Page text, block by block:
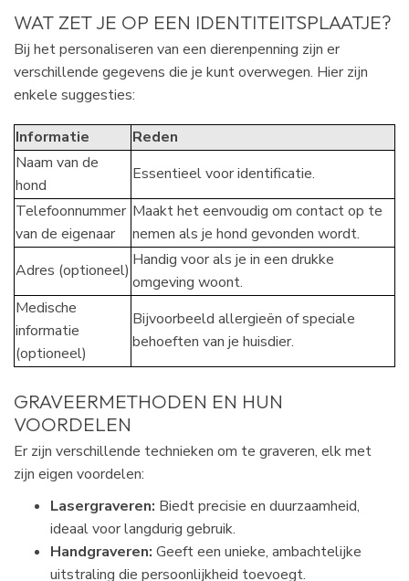
WAT ZET JE OP EEN IDENTITEITSPLAATJE?
Bij het personaliseren van een dierenpenning zijn er
verschillende gegevens die je kunt overwegen. Hier zijn
enkele suggesties:
Informatie
Reden
Naam van de
hond
Essentieel voor identificatie.
Telefoonnummer
van de eigenaar
Maakt het eenvoudig om contact op te
nemen als je hond gevonden wordt.
Adres (optioneel)
Handig voor als je in een drukke
omgeving woont.
Medische
informatie
(optioneel)
Bijvoorbeeld allergieën of speciale
behoeften van je huisdier.
GRAVEERMETHODEN EN HUN
VOORDELEN
Er zijn verschillende technieken om te graveren, elk met
zijn eigen voordelen:
Lasergraveren: Biedt precisie en duurzaamheid,
ideaal voor langdurig gebruik.
Handgraveren: Geeft een unieke, ambachtelijke
uitstraling die persoonlijkheid toevoegt.